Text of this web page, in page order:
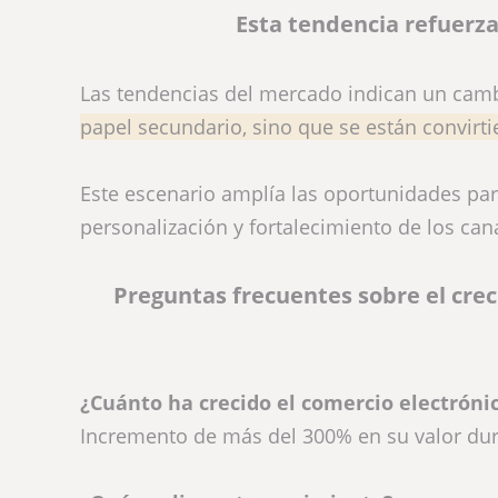
Esta tendencia
Las tendencias del mercado indican un
papel secundario, sino que se están
Este escenario amplía las oportunidades
personalización y fortalecimiento de los
Preguntas frecuentes sobre el
¿Cuánto ha crecido el comercio
Incremento de más del 300% en su valor